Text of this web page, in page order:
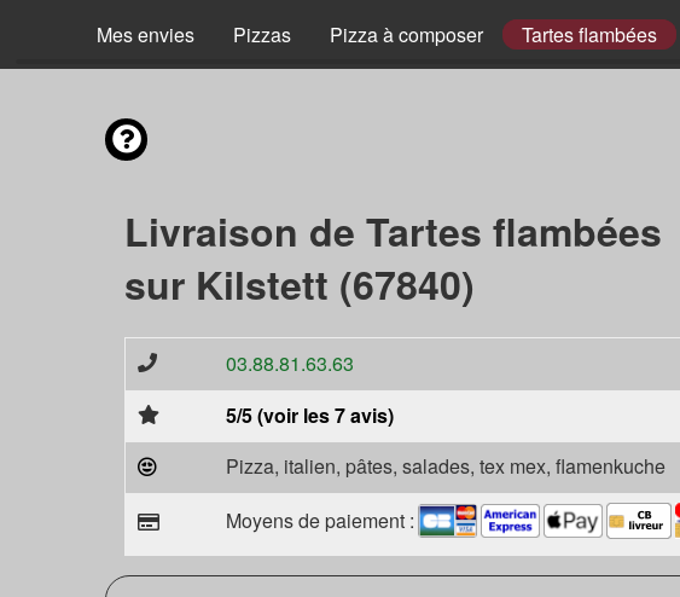
Mes envies Pizzas Pizza à composer Tartes flambées
Livraison de Tartes flambées
sur Kilstett (67840)
03.88.81.63.63
5/5 (voir les 7 avis)
Pizza, italien, pâtes, salades, tex mex, flamenkuche
Moyens de paiement :